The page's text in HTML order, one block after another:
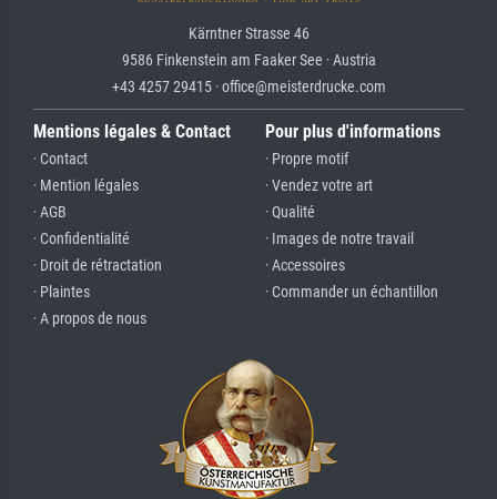
Kärntner Strasse 46
9586 Finkenstein am Faaker See · Austria
+43 4257 29415 · office@meisterdrucke.com
Mentions légales & Contact
· Contact
· Mention légales
· AGB
· Confidentialité
· Droit de rétractation
· Plaintes
· A propos de nous
Pour plus d'informations
· Propre motif
· Vendez votre art
· Qualité
· Images de notre travail
· Accessoires
· Commander un échantillon